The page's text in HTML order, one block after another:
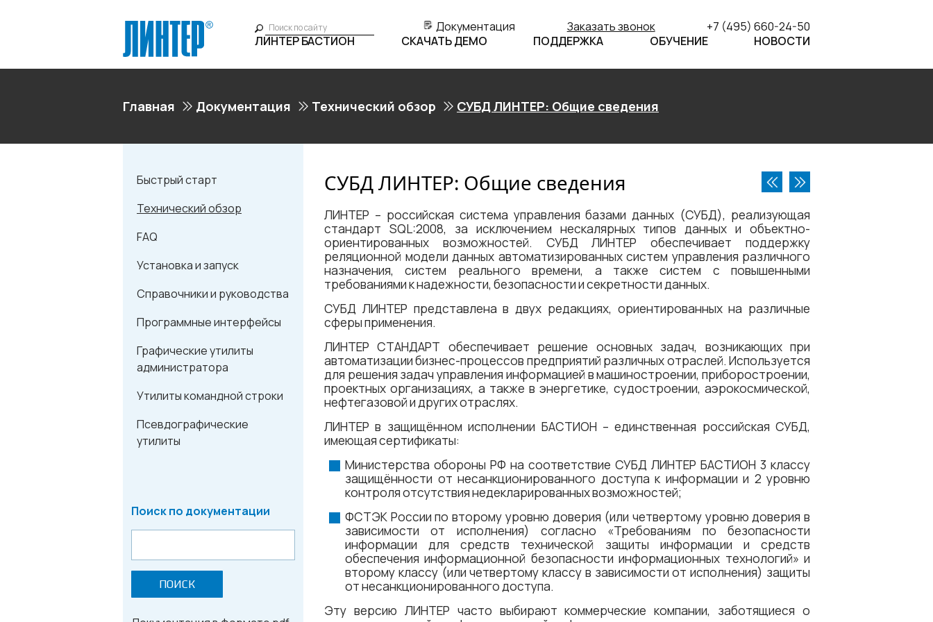
Документация Заказать звонок
+7 (495) 660-24-50
ЛИНТЕР БАСТИОН
СКАЧАТЬ ДЕМО ПОДДЕРЖКА ОБУЧЕНИЕ НОВОСТИ
Главная Документация Технический обзор СУБД ЛИНТЕР: Общие сведения
Быстрый старт
Технический обзор
FAQ
Установка и запуск
Справочники и руководства
Программные интерфейсы
Графические утилиты
администратора
Утилиты командной строки
Псевдографические
утилиты
Поиск по документации
ПОИСК
СУБД ЛИНТЕР: Общие сведения
ЛИНТЕР – российская система управления базами данных (СУБД), реализующая
стандарт SQL:2008, за исключением нескалярных типов данных и объектно-
ориентированных возможностей. СУБД ЛИНТЕР обеспечивает поддержку
реляционной модели данных автоматизированных систем управления различного
назначения, систем реального времени, а также систем с повышенными
требованиями к надежности, безопасности и секретности данных.
СУБД ЛИНТЕР представлена в двух редакциях, ориентированных на различные
сферы применения.
ЛИНТЕР СТАНДАРТ обеспечивает решение основных задач, возникающих при
автоматизации бизнес-процессов предприятий различных отраслей. Используется
для решения задач управления информацией в машиностроении, приборостроении,
проектных организациях, а также в энергетике, судостроении, аэрокосмической,
нефтегазовой и других отраслях.
ЛИНТЕР в защищённом исполнении БАСТИОН – единственная российская СУБД,
имеющая сертификаты:
Министерства обороны РФ на соответствие СУБД ЛИНТЕР БАСТИОН 3 классу
защищённости от несанкционированного доступа к информации и 2 уровню
контроля отсутствия недекларированных возможностей;
ФСТЭК России по второму уровню доверия (или четвертому уровню доверия в
зависимости от исполнения) согласно «Требованиям по безопасности
информации для средств технической защиты информации и средств
обеспечения информационной безопасности информационных технологий» и
второму классу (или четвертому классу в зависимости от исполнения) защиты
от несанкционированного доступа.
Эту версию ЛИНТЕР часто выбирают коммерческие компании, заботящиеся о